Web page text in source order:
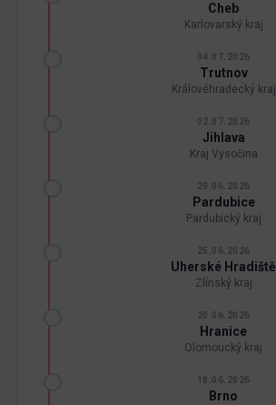
Cheb
Karlovarský kraj
04.07.2026
Trutnov
Královéhradecký kraj
02.07.2026
Jihlava
Kraj Vysočina
29.06.2026
Pardubice
Pardubický kraj
25.06.2026
Uherské Hradiště
Zlínský kraj
20.06.2026
Hranice
Olomoucký kraj
18.06.2026
Brno